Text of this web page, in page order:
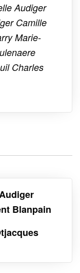
Audiger
Camille
Marie-
Charles
Blanpain